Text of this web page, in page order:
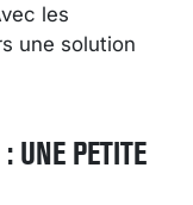
les
une solution
: UNE PETITE